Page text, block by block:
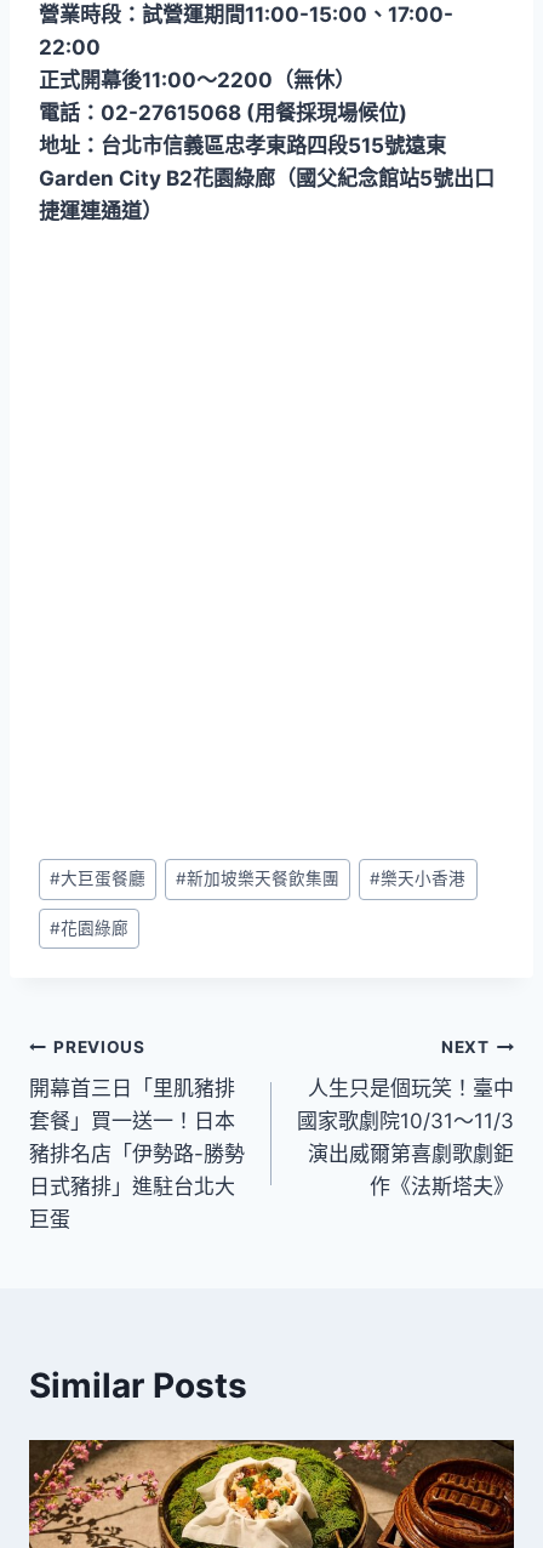
營業時段：試營運期間11:00-15:00、17:00-
22:00
正式開幕後11:00～2200（無休）
電話：02-27615068 (用餐採現場候位)
地址：台北市信義區忠孝東路四段515號遠東
Garden City B2花園綠廊（國父紀念館站5號出口
捷運連通道）
Post
Tags:
#大巨蛋餐廳 #新加坡樂天餐飲集團 #樂天小香港
#花園綠廊
文
章
導
覽
PREVIOUS
開幕首三日「里肌豬排
套餐」買一送一！日本
豬排名店「伊勢路-勝勢
日式豬排」進駐台北大
巨蛋
NEXT
人生只是個玩笑！臺中
國家歌劇院10/31～11/3
演出威爾第喜劇歌劇鉅
作《法斯塔夫》
Similar Posts